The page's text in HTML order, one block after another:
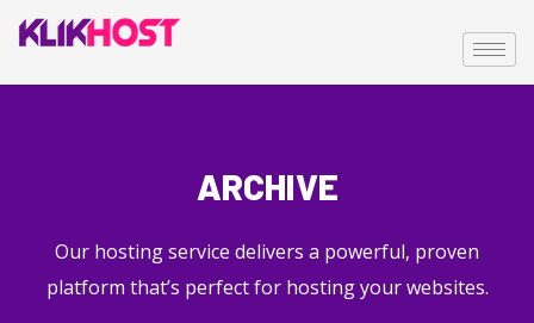
ARCHIVE
Our hosting service delivers a powerful, proven
platform that’s perfect for hosting your websites.